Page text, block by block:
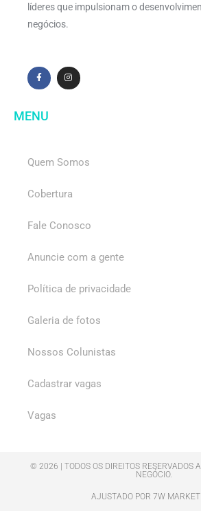
líderes que impulsionam o
negócios.
MENU
Quem Somos
Cobertura
Fale Conosco
Anuncie com a gente
Política de privacidade
Galeria de fotos
Nossos Colunistas
Cadastrar vagas
Vagas
© 2026 | TODOS OS DIREITOS RESERVADOS
NEGÓCIO.
AJUSTADO POR 7W